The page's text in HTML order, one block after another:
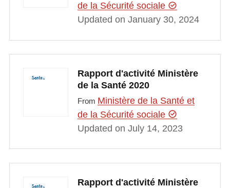
de la Sécurité sociale
Updated on January 30, 2024
Rapport d'activité Ministère
de la Santé 2020
From Ministère de la Santé et
de la Sécurité sociale
Updated on July 14, 2023
Rapport d'activité Ministère